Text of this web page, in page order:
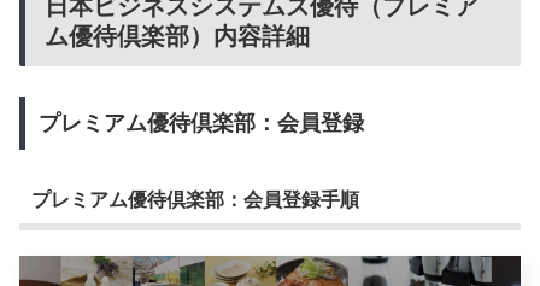
日本ビジネスシステムズ優待（プレミア
ム優待倶楽部）内容詳細
プレミアム優待倶楽部：会員登録
プレミアム優待倶楽部：会員登録手順